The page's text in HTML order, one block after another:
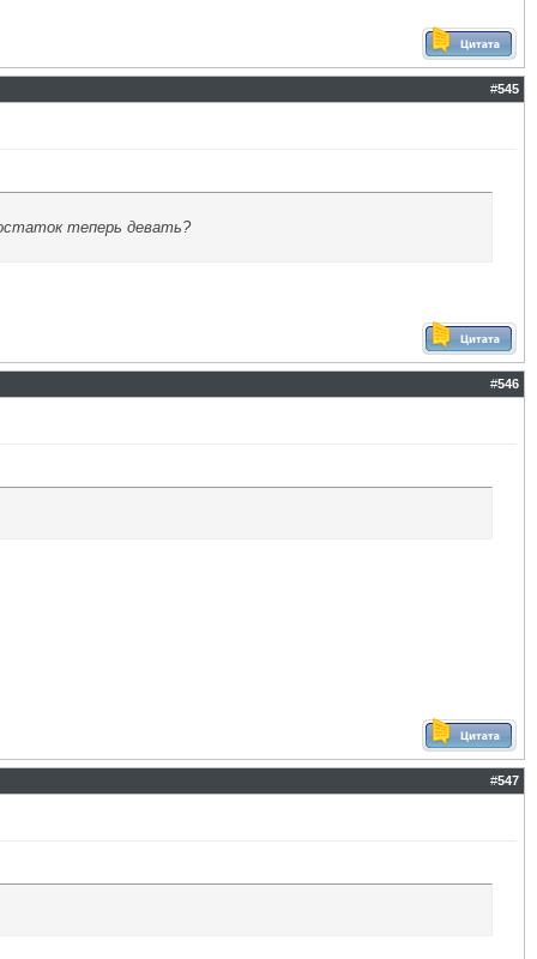
#545
теперь девать?
#546
#547